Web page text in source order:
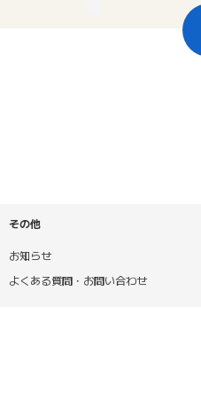
その他
お知らせ
よくある質問・お問い合わせ